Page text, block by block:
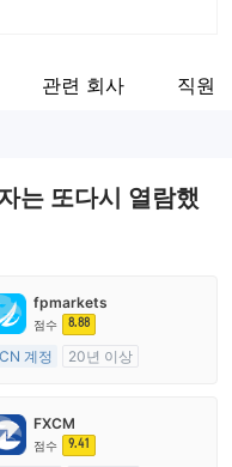
관련 회사 직원
는 또다시 열람했
fpmarkets
점수 8.88
계정
20년 이상
환 거래 라이선스 (MM)
스터 레이블 MT4
FXCM
점수 9.41